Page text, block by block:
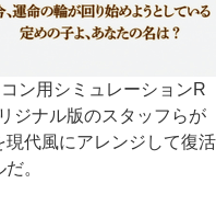
ン用シミュレーションR
ジナル版のスタッフらが
現代風にアレンジして復活
。